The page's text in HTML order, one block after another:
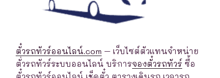
ตั๋วรถทัวร์ออนไลน์.com – เว็บไซต์ตัวแทนจำหน่าย
ตั่วรถทัวร์ระบบออนไลน์ บริการจองตั๋วรถทัวร์ ซื้อ